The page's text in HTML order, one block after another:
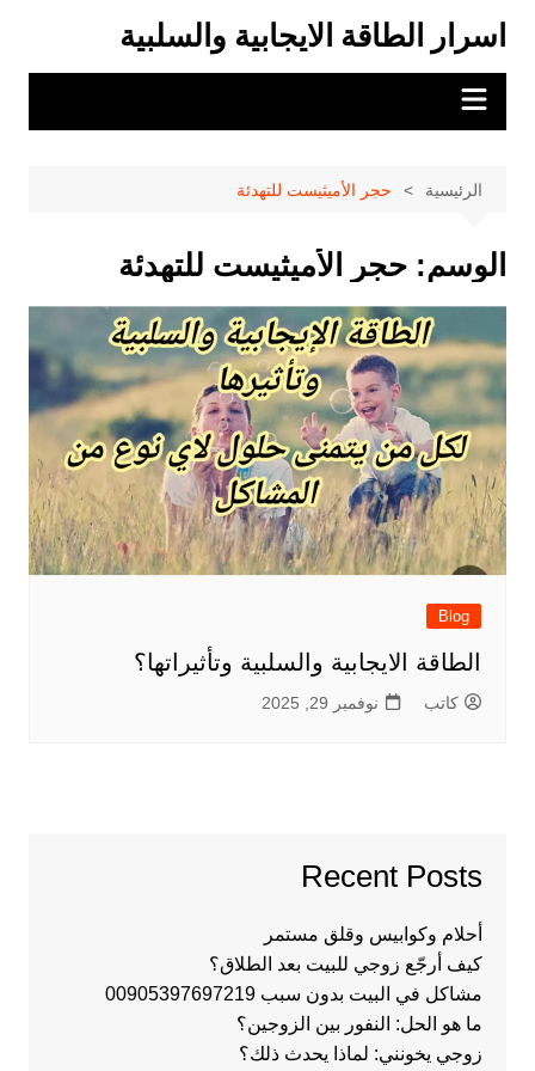
المحتوى
اسرار الطاقة الايجابية والسلبية
الرئيسية حجر الأميثيست للتهدئة
الوسم: حجر الأميثيست للتهدئة
Blog
الطاقة الايجابية والسلبية وتأثيراتها؟
كاتب نوفمبر 29, 2025
Recent Posts
أحلام وكوابيس وقلق مستمر
كيف أرجّع زوجي للبيت بعد الطلاق؟
مشاكل في البيت بدون سبب 00905397697219
ما هو الحل: النفور بين الزوجين؟
زوجي يخونني: لماذا يحدث ذلك؟